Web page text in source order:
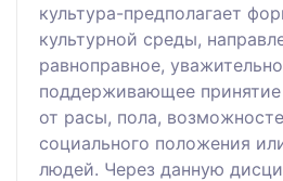
культура-предполагает
культурной среды,
равноправное,
поддерживающее принятие
от расы, пола,
социального положения
людей. Через данную